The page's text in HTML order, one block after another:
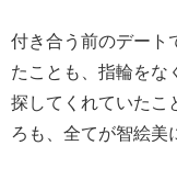
付き合う前のデート
たことも、指輪をな
探してくれていたこ
ろも、全てが智絵美